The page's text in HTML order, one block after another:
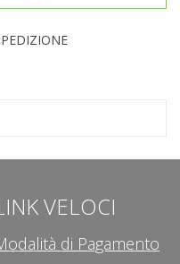
VELOCI
di Pagamento